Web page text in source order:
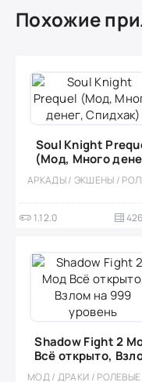
Похожие
Soul Knight
(Мод, Много
Спидхак)
1.12.0
Shadow Fight 2
Всё открыто,
на 999 уровень